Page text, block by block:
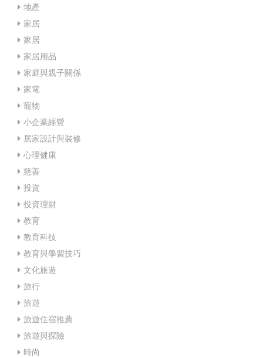
地產
家居
家居
家居用品
家庭與親子關係
家電
寵物
小企業經營
居家設計與裝修
心理健康
慈善
投資
投資理財
教育
教育科技
教育與學習技巧
文化旅遊
旅行
旅遊
旅遊住宿推薦
旅遊與探險
時尚